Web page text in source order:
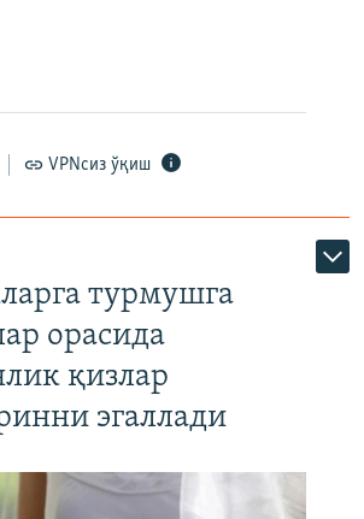
VPNсиз ўқиш
турмушга
орасида
қизлар
эгаллади